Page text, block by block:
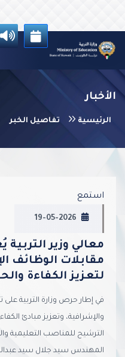
الأخبار
الرئيسية تفاصيل الخبر
Next
استمع
19-05-2026
معالي وزير
مقابلات الوظائف
لتعزيز الكفاءة
في إطار حرص وزارة التربية على
والإشرافية، وتعزيز مبادئ
الترشيح للمناصب التعليمية
المهندس سيد جلال سيد